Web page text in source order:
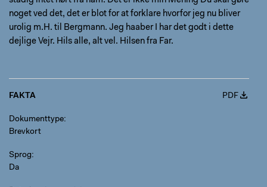
noget ved det, det er blot for at forklare hvorfor jeg nu bliver
urolig m.H. til Bergmann. Jeg haaber I har det godt i dette
dejlige Vejr. Hils alle, alt vel. Hilsen fra Far.
FAKTA PDF
Dokumenttype
Brevkort
Sprog
Da